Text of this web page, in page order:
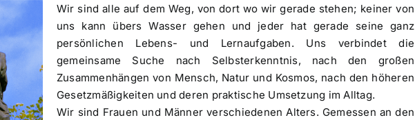
Wir sind alle auf dem Weg, von dort wo wir gerade stehen; keiner von
uns kann übers Wasser gehen und jeder hat gerade seine ganz
persönlichen Lebens- und Lernaufgaben. Uns verbindet die
gemeinsame Suche nach Selbsterkenntnis, nach den großen
Zusammenhängen von Mensch, Natur und Kosmos, nach den höheren
Gesetzmäßigkeiten und deren praktische Umsetzung im Alltag.
Wir sind Frauen und Männer verschiedenen Alters. Gemessen an den